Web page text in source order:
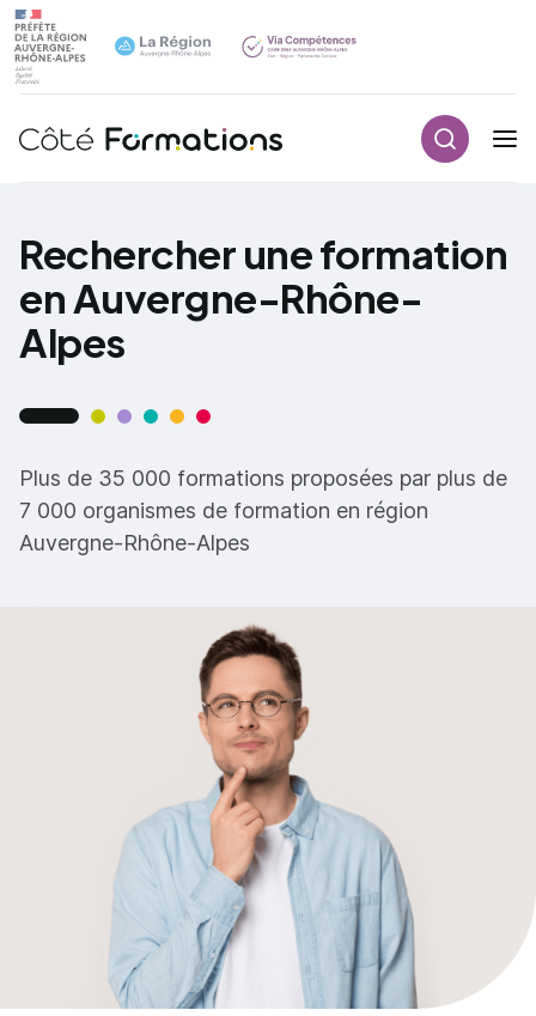
Navigation principale
Rechercher une formation
en Auvergne-Rhône-
Alpes
Plus de 35 000 formations proposées par plus de
7 000 organismes de formation en région
Auvergne-Rhône-Alpes